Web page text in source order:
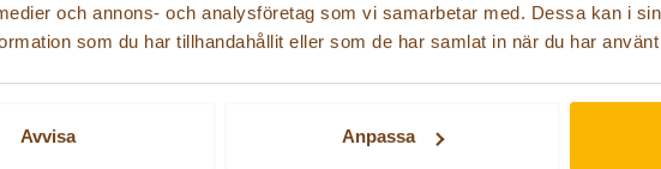
och annons- och analysföretag som vi samarbetar med. Dessa kan i
som du har tillhandahållit eller som de har samlat in när du har
Avvisa Anpassa